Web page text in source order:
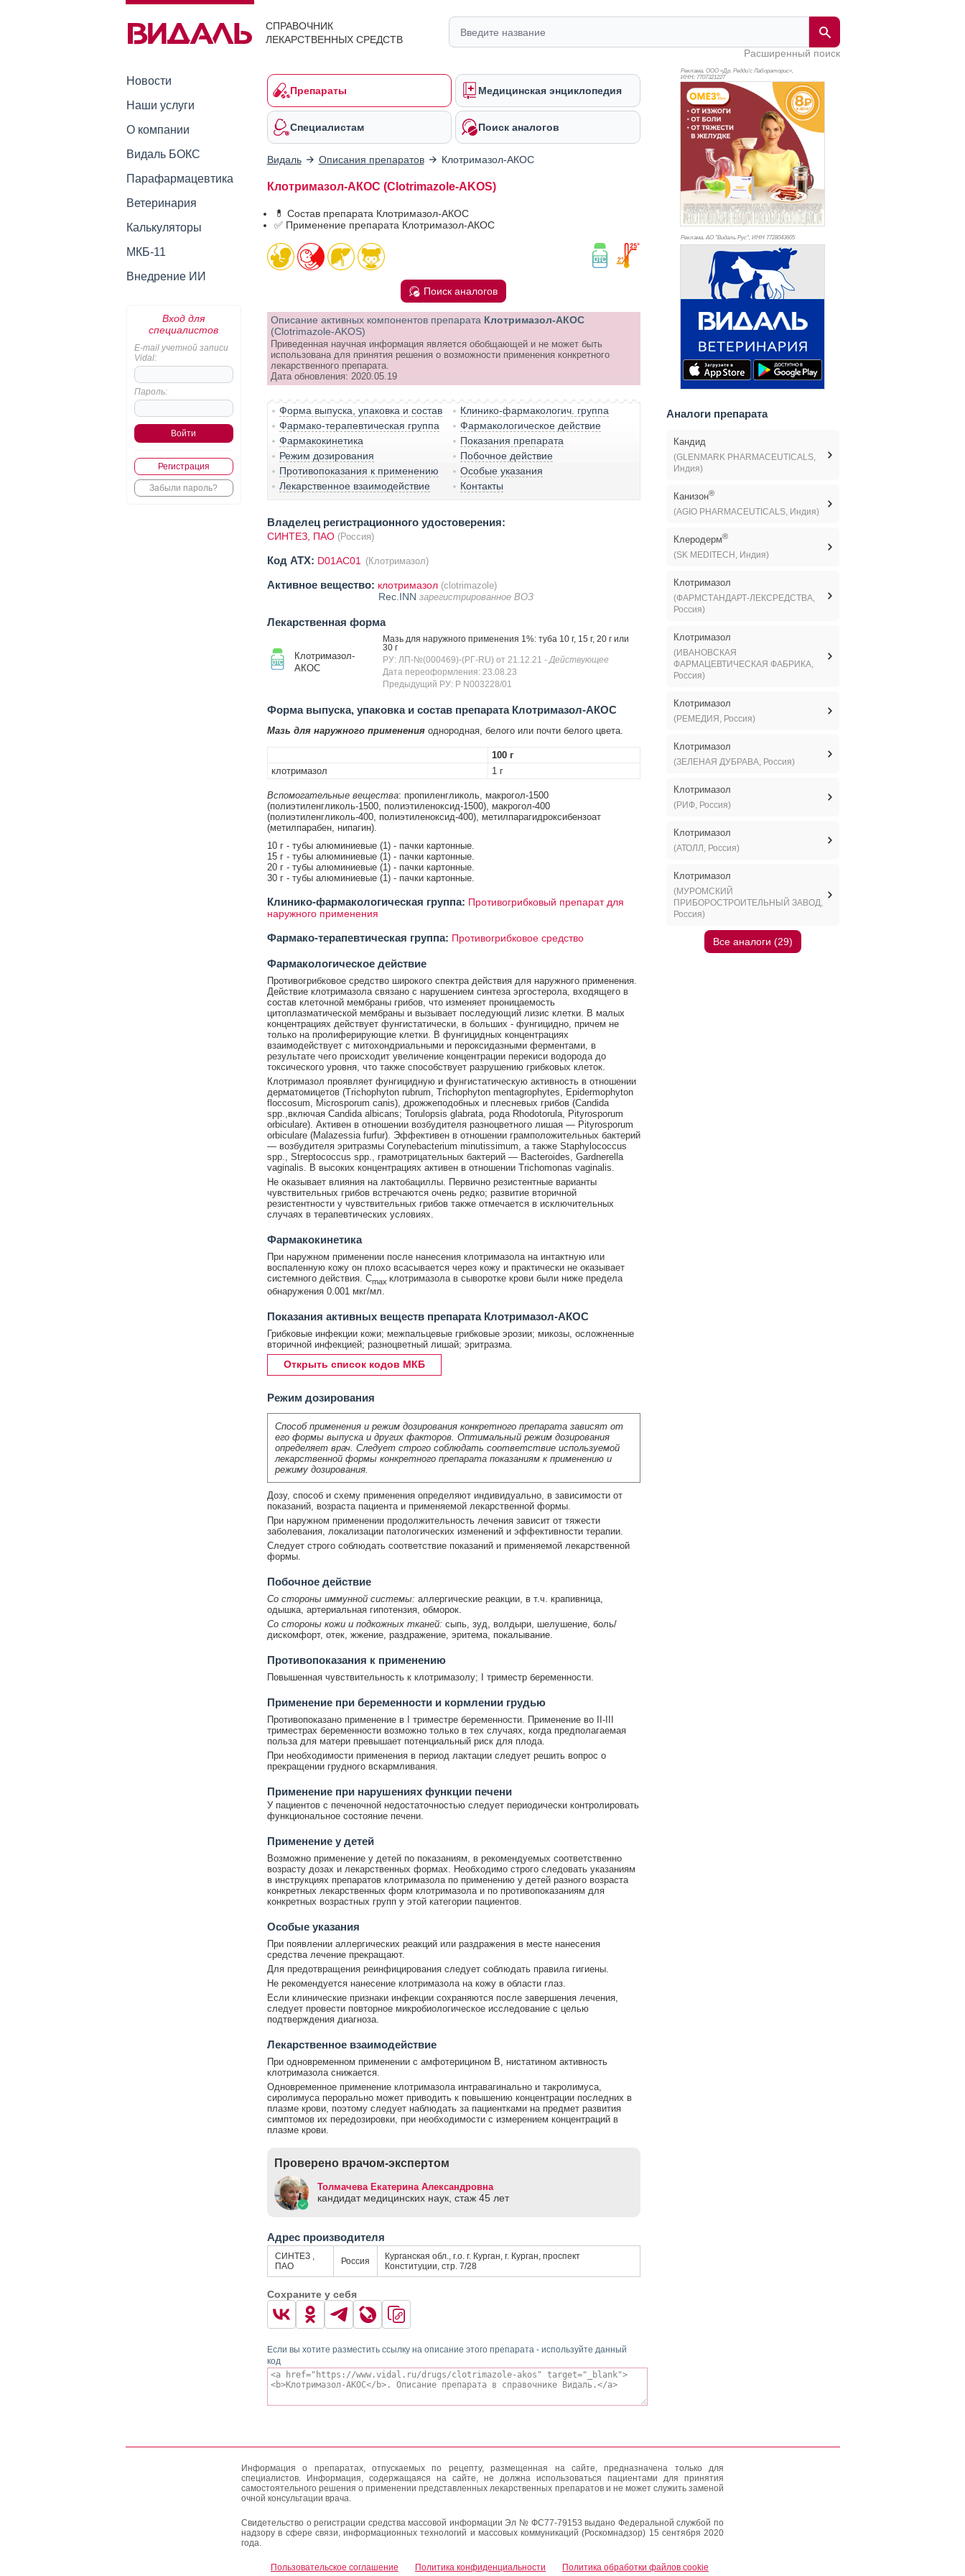
СПРАВОЧНИК
ЛЕКАРСТВЕННЫХ СРЕДСТВ
Расширенный поиск
Новости
Наши услуги
О компании
Видаль БОКС
Парафармацевтика
Ветеринария
Калькуляторы
МКБ-11
Внедрение ИИ
Вход для
специалистов
E-mail учетной записи
Vidal:
Пароль:
Регистрация
Забыли пароль?
Препараты Медицинская энциклопедия
Специалистам Поиск аналогов
Видаль Описания препаратов Клотримазол-АКОС
Клотримазол-АКОС (Clotrimazole-AKOS)
💊 Состав препарата Клотримазол-АКОС
✅ Применение препарата Клотримазол-АКОС
Поиск аналогов
Описание активных компонентов препарата Клотримазол-АКОС
(Clotrimazole-AKOS)
Приведенная научная информация является обобщающей и не может быть
использована для принятия решения о возможности применения конкретного
лекарственного препарата.
Дата обновления: 2020.05.19
Форма выпуска, упаковка и состав
Клинико-фармакологич. группа
Фармако-терапевтическая группа
Фармакологическое действие
Фармакокинетика
Показания препарата
Режим дозирования
Побочное действие
Противопоказания к применению
Особые указания
Лекарственное взаимодействие
Контакты
Владелец регистрационного удостоверения:
СИНТЕЗ, ПАО (Россия)
Код ATX: D01AC01 (Клотримазол)
Активное вещество: клотримазол (clotrimazole)
Rec.INN зарегистрированное ВОЗ
Лекарственная форма
Клотримазол-
АКОС
Мазь для наружного применения 1%: туба 10 г, 15 г, 20 г или
30 г
РУ: ЛП-№(000469)-(РГ-RU) от 21.12.21 - Действующее
Дата переоформления: 23.08.23
Предыдущий РУ: Р N003228/01
Форма выпуска, упаковка и состав препарата Клотримазол-АКОС
Мазь для наружного примененияоднородная, белого или почти белого цвета.
100 г
клотримазол
1 г
Вспомогательные вещества: пропиленгликоль, макрогол-1500
(полиэтиленгликоль-1500, полиэтиленоксид-1500), макрогол-400
(полиэтиленгликоль-400, полиэтиленоксид-400), метилпарагидроксибензоат
(метилпарабен, нипагин).
10 г - тубы алюминиевые (1) - пачки картонные.
15 г - тубы алюминиевые (1) - пачки картонные.
20 г - тубы алюминиевые (1) - пачки картонные.
30 г - тубы алюминиевые (1) - пачки картонные.
Клинико-фармакологическая группа: Противогрибковый препарат для
наружного применения
Фармако-терапевтическая группа: Противогрибковое средство
Фармакологическое действие
Противогрибковое средство широкого спектра действия для наружного применения.
Действие клотримазола связано с нарушением синтеза эргостерола, входящего в
состав клеточной мембраны грибов, что изменяет проницаемость
цитоплазматической мембраны и вызывает последующий лизис клетки. В малых
концентрациях действует фунгистатически, в больших - фунгицидно, причем не
только на пролиферирующие клетки. В фунгицидных концентрациях
взаимодействует с митохондриальными и пероксидазными ферментами, в
результате чего происходит увеличение концентрации перекиси водорода до
токсического уровня, что также способствует разрушению грибковых клеток.
Клотримазол проявляет фунгицидную и фунгистатическую активность в отношении
дерматомицетов (Trichophyton rubrum, Trichophyton mentagrophytes, Epidermophyton
floccosum, Microsporum canis), дрожжеподобных и плесневых грибов (Candida
spp.,включая Candida albicans; Torulopsis glabrata, рода Rhodotorula, Pityrosporum
orbiculare). Активен в отношении возбудителя разноцветного лишая — Pityrosporum
orbiculare (Malazessia furfur). Эффективен в отношении грамположительных бактерий
— возбудителя эритразмы Corynebacterium minutissimum, а также Staphylococcus
spp., Streptococcus spp., грамотрицательных бактерий — Bacteroides, Gardnerella
vaginalis. В высоких концентрациях активен в отношении Trichomonas vaginalis.
Не оказывает влияния на лактобациллы. Первично резистентные варианты
чувствительных грибов встречаются очень редко; развитие вторичной
резистентности у чувствительных грибов также отмечается в исключительных
случаях в терапевтических условиях.
Фармакокинетика
При наружном применении после нанесения клотримазола на интактную или
воспаленную кожу он плохо всасывается через кожу и практически не оказывает
системного действия. Cmax клотримазола в сыворотке крови были ниже предела
обнаружения 0.001 мкг/мл.
Показания активных веществ препарата Клотримазол-АКОС
Грибковые инфекции кожи; межпальцевые грибковые эрозии; микозы, осложненные
вторичной инфекцией; разноцветный лишай; эритразма.
Открыть список кодов МКБ
Режим дозирования
Способ применения и режим дозирования конкретного препарата зависят от
его формы выпуска и других факторов. Оптимальный режим дозирования
определяет врач. Следует строго соблюдать соответствие используемой
лекарственной формы конкретного препарата показаниям к применению и
режиму дозирования.
Дозу, способ и схему применения определяют индивидуально, в зависимости от
показаний, возраста пациента и применяемой лекарственной формы.
При наружном применении продолжительность лечения зависит от тяжести
заболевания, локализации патологических изменений и эффективности терапии.
Следует строго соблюдать соответствие показаний и применяемой лекарственной
формы.
Побочное действие
Со стороны иммунной системы: аллергические реакции, в т.ч. крапивница,
одышка, артериальная гипотензия, обморок.
Со стороны кожи и подкожных тканей: сыпь, зуд, волдыри, шелушение, боль/
дискомфорт, отек, жжение, раздражение, эритема, покалывание.
Противопоказания к применению
Повышенная чувствительность к клотримазолу; I триместр беременности.
Применение при беременности и кормлении грудью
Противопоказано применение в I триместре беременности. Применение во II-III
триместрах беременности возможно только в тех случаях, когда предполагаемая
польза для матери превышает потенциальный риск для плода.
При необходимости применения в период лактации следует решить вопрос о
прекращении грудного вскармливания.
Применение при нарушениях функции печени
У пациентов с печеночной недостаточностью следует периодически контролировать
функциональное состояние печени.
Применение у детей
Возможно применение у детей по показаниям, в рекомендуемых соответственно
возрасту дозах и лекарственных формах. Необходимо строго следовать указаниям
в инструкциях препаратов клотримазола по применению у детей разного возраста
конкретных лекарственных форм клотримазола и по противопоказаниям для
конкретных возрастных групп у этой категории пациентов.
Особые указания
При появлении аллергических реакций или раздражения в месте нанесения
средства лечение прекращают.
Для предотвращения реинфицирования следует соблюдать правила гигиены.
Не рекомендуется нанесение клотримазола на кожу в области глаз.
Если клинические признаки инфекции сохраняются после завершения лечения,
следует провести повторное микробиологическое исследование с целью
подтверждения диагноза.
Лекарственное взаимодействие
При одновременном применении с амфотерицином В, нистатином активность
клотримазола снижается.
Одновременное применение клотримазола интравагинально и такролимуса,
сиролимуса перорально может приводить к повышению концентрации последних в
плазме крови, поэтому следует наблюдать за пациентками на предмет развития
симптомов их передозировки, при необходимости с измерением концентраций в
плазме крови.
Проверено врачом-экспертом
Толмачева Екатерина Александровна
кандидат медицинских наук, стаж 45 лет
Адрес производителя
СИНТЕЗ ,
ПАО
Россия
Курганская обл., г.о. г. Курган, г. Курган, проспект
Конституции, стр. 7/28
Сохраните у себя
Если вы хотите разместить ссылку на описание этого препарата - используйте данный
код
Реклама. ООО «Др. Редди’с Лабораторис»,
ИНН: 7707321227
Реклама. АО "Видаль Рус", ИНН 7728043605
Аналоги препарата
Кандид
(GLENMARK PHARMACEUTICALS,
Индия)
Канизон®
(AGIO PHARMACEUTICALS, Индия)
Клеродерм®
(SK MEDITECH, Индия)
Клотримазол
(ФАРМСТАНДАРТ-ЛЕКСРЕДСТВА,
Россия)
Клотримазол
(ИВАНОВСКАЯ
ФАРМАЦЕВТИЧЕСКАЯ ФАБРИКА,
Россия)
Клотримазол
(РЕМЕДИЯ, Россия)
Клотримазол
(ЗЕЛЕНАЯ ДУБРАВА, Россия)
Клотримазол
(РИФ, Россия)
Клотримазол
(АТОЛЛ, Россия)
Клотримазол
(МУРОМСКИЙ
ПРИБОРОСТРОИТЕЛЬНЫЙ ЗАВОД,
Россия)
Все аналоги (29)
Информация о препаратах, отпускаемых по рецепту, размещенная на сайте, предназначена только для
специалистов. Информация, содержащаяся на сайте, не должна использоваться пациентами для принятия
самостоятельного решения о применении представленных лекарственных препаратов и не может служить заменой
очной консультации врача.
Свидетельство о регистрации средства массовой информации Эл № ФС77-79153 выдано Федеральной службой по
надзору в сфере связи, информационных технологий и массовых коммуникаций (Роскомнадзор) 15 сентября 2020
года.
Пользовательское соглашение Политика конфиденциальности Политика обработки файлов cookie